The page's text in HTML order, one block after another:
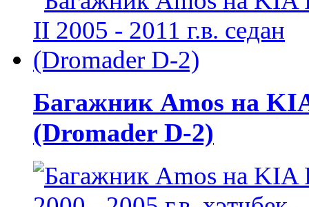
Багажник Amos на
(Dromader D-2)